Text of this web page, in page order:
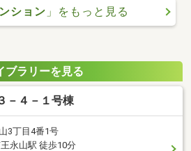
ション 」をもっと見る
ブラリーを見る
－４－１号棟
3丁目4番1号
永山駅 徒歩10分